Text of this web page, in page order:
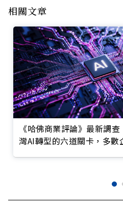
相關文章
《哈佛商業評論》最新調查
灣AI轉型的六道關卡，多數